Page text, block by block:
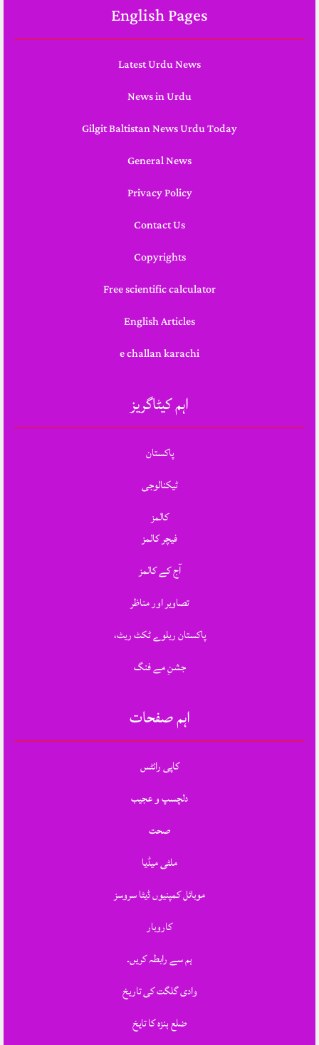
English Pages
Latest Urdu News
News in Urdu
Gilgit Baltistan News Urdu Today
General News
Privacy Policy
Contact Us
Copyrights
Free scientific calculator
English Articles
e challan karachi
اہم کیٹاگریز
پاکستان
ٹیکنالوجی
کالمز
فیچر کالمز
آج کے کالمز
تصاویر اور مناظر
پاکستان ریلوے ٹکٹ ریٹ،
جشنِ مے فنگ
اہم صفحات
کاپی رائٹس
دلچسپ و عجیب
صحت
ملٹی میڈیا
موبائل کمپنیوں ڈیٹا سروسز
کاروبار
ہم سے رابطہ کریں.
وادی گلگت کی تاریخ
ضلع ہنزہ کا تایخ